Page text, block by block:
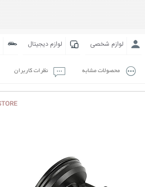
لوازم شخصی لوازم دیجیتال
محصولات مشابه نظرات کاربران